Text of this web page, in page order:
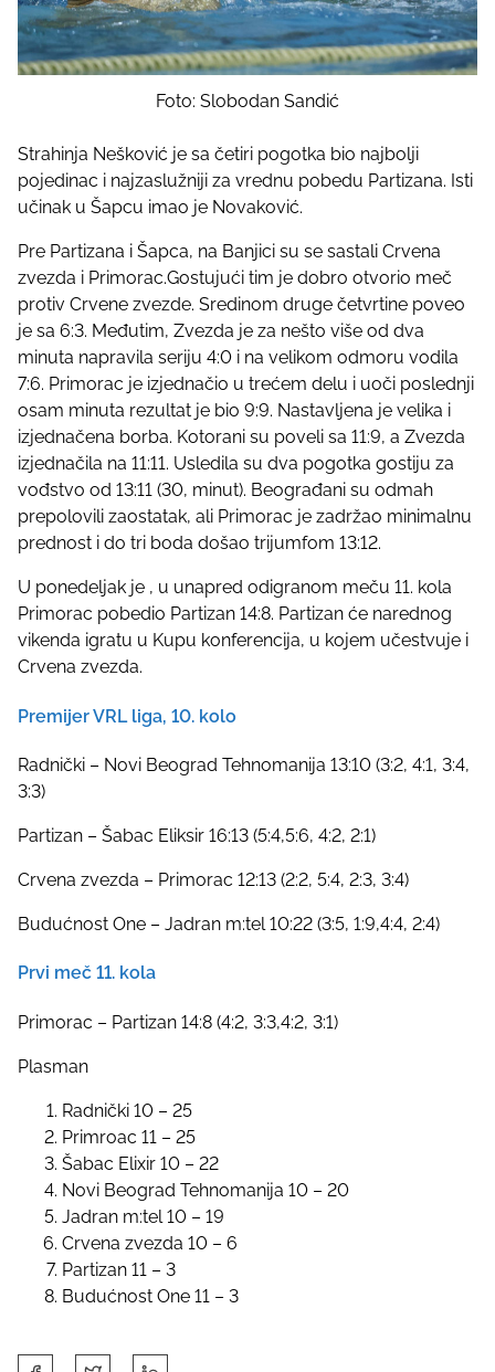
Foto: Slobodan Sandić
Strahinja Nešković je sa četiri pogotka bio najbolji
pojedinac i najzaslužniji za vrednu pobedu Partizana. Isti
učinak u Šapcu imao je Novaković.
Pre Partizana i Šapca, na Banjici su se sastali Crvena
zvezda i Primorac.Gostujući tim je dobro otvorio meč
protiv Crvene zvezde. Sredinom druge četvrtine poveo
je sa 6:3. Međutim, Zvezda je za nešto više od dva
minuta napravila seriju 4:0 i na velikom odmoru vodila
7:6. Primorac je izjednačio u trećem delu i uoči poslednji
osam minuta rezultat je bio 9:9. Nastavljena je velika i
izjednačena borba. Kotorani su poveli sa 11:9, a Zvezda
izjednačila na 11:11. Usledila su dva pogotka gostiju za
vođstvo od 13:11 (30, minut). Beograđani su odmah
prepolovili zaostatak, ali Primorac je zadržao minimalnu
prednost i do tri boda došao trijumfom 13:12.
U ponedeljak je , u unapred odigranom meču 11. kola
Primorac pobedio Partizan 14:8. Partizan će narednog
vikenda igratu u Kupu konferencija, u kojem učestvuje i
Crvena zvezda.
Premijer VRL liga, 10. kolo
Radnički – Novi Beograd Tehnomanija 13:10 (3:2, 4:1, 3:4,
3:3)
Partizan – Šabac Eliksir 16:13 (5:4,5:6, 4:2, 2:1)
Crvena zvezda – Primorac 12:13 (2:2, 5:4, 2:3, 3:4)
Budućnost One – Jadran m:tel 10:22 (3:5, 1:9,4:4, 2:4)
Prvi meč 11. kola
Primorac – Partizan 14:8 (4:2, 3:3,4:2, 3:1)
Plasman
Radnički 10 – 25
Primroac 11 – 25
Šabac Elixir 10 – 22
Novi Beograd Tehnomanija 10 – 20
Jadran m:tel 10 – 19
Crvena zvezda 10 – 6
Partizan 11 – 3
Budućnost One 11 – 3